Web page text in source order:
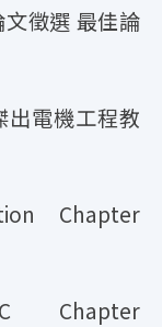
徵選 最佳論
出電機工程教
Chapter
Chapter